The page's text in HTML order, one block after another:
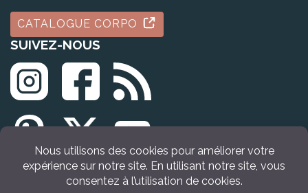
CATALOGUE CORPO
SUIVEZ-NOUS